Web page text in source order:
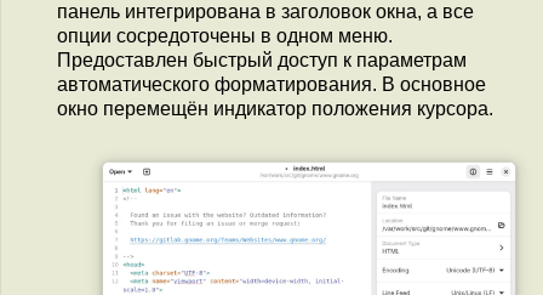
панель интегрирована в заголовок окна, а все
опции сосредоточены в одном меню.
Предоставлен быстрый доступ к параметрам
автоматического форматирования. В основное
окно перемещён индикатор положения курсора.